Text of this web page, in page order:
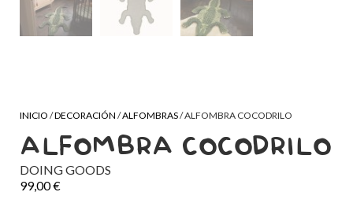
INICIO /DECORACIÓN /ALFOMBRAS/ ALFOMBRA COCODRILO
ALFOMBRA COCODRILO
DOING GOODS
99,00€